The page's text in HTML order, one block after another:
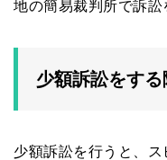
地の簡易裁判所で訴訟
少額訴訟をす
少額訴訟を行うと、